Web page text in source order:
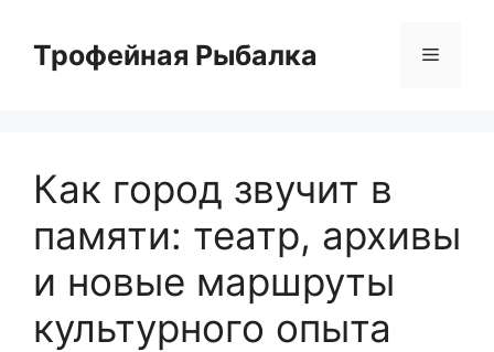
содержимому
Трофейная Рыбалка Меню
Как город звучит в
памяти: театр, архивы
и новые маршруты
культурного опыта